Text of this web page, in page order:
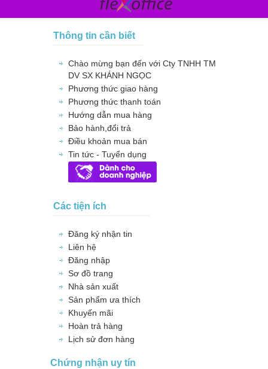
Thông tin cần biết
Chào mừng bạn đến với Cty TNHH TM
DV SX KHÁNH NGỌC
Phương thức giao hàng
Phương thức thanh toán
Hướng dẫn mua hàng
Bảo hành,đổi trả
Điều khoản mua bán
Tin tức - Tuyển dụng
Các tiện ích
Đăng ký nhận tin
Liên hệ
Đăng nhập
Sơ đồ trang
Nhà sản xuất
Sản phẩm ưa thích
Khuyến mãi
Hoàn trả hàng
Lịch sử đơn hàng
Chứng nhận uy tín